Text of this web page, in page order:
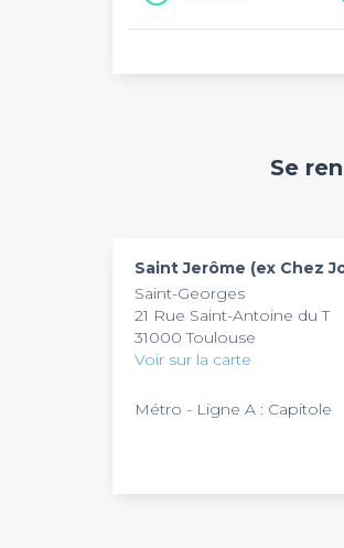
Se
Saint Jerôme (ex Chez
Saint-Georges
21 Rue Saint-Antoine du T
31000 Toulouse
Voir sur la carte
Métro - Ligne A : Capitole